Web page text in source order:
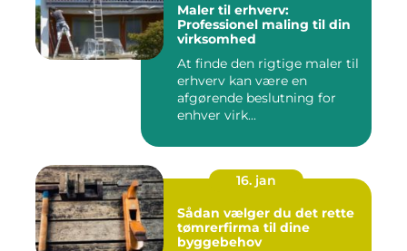
Maler til erhverv:
Professionel maling til din
virksomhed
At finde den rigtige maler til
erhverv kan være en
afgørende beslutning for
enhver virk...
16. jan
Sådan vælger du det rette
tømrerfirma til dine
byggebehov